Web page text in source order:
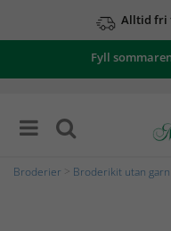
Alltid fri
Fyll
Broderier Broderikit utan garn